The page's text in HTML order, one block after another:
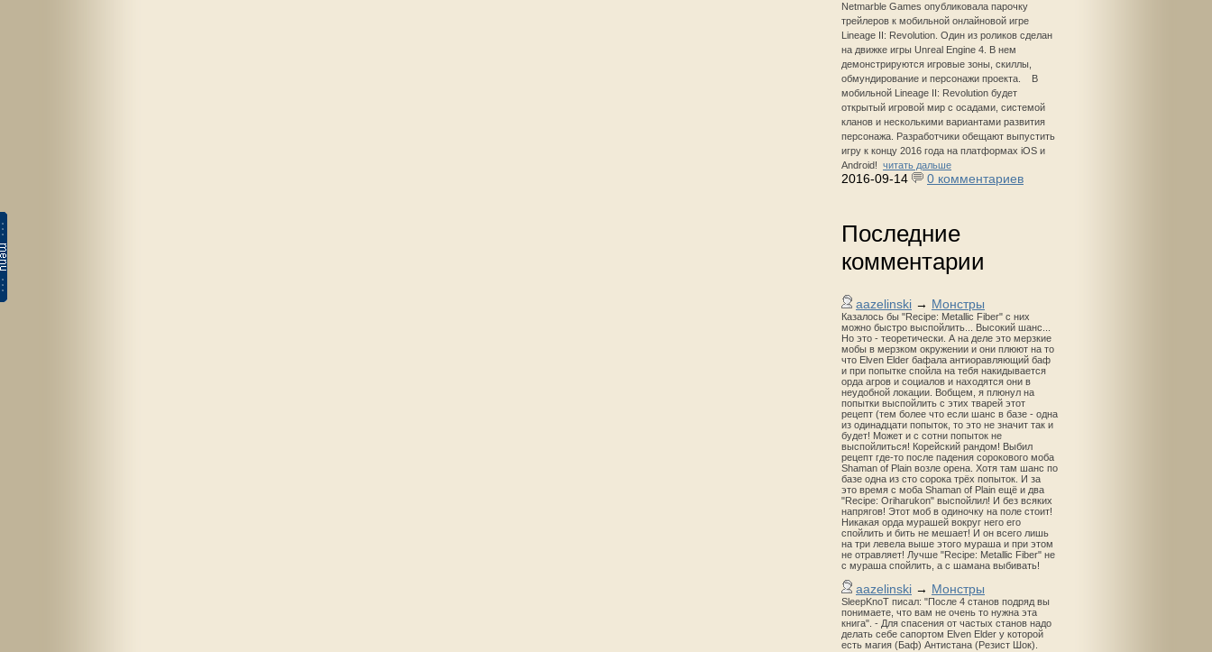
Netmarble Games опубликовала парочку
трейлеров к мобильной онлайновой игре
Lineage II: Revolution. Один из роликов сделан
на движке игры Unreal Engine 4. В нем
демонстрируются игровые зоны, скиллы,
обмундирование и персонажи проекта. В
мобильной Lineage II: Revolution будет
открытый игровой мир с осадами, системой
кланов и несколькими вариантами развития
персонажа. Разработчики обещают выпустить
игру к концу 2016 года на платформах iOS и
Android! читать дальше
2016-09-14 0 комментариев
Последние
комментарии
aazelinski → Монстры
Казалось бы "Recipe: Metallic Fiber" с них
можно быстро выспойлить... Высокий шанс...
Но это - теоретически. А на деле это мерзкие
мобы в мерзком окружении и они плюют на то
что Elven Elder бафала антиоравляющий баф
и при попытке спойла на тебя накидывается
орда агров и социалов и находятся они в
неудобной локации. Вобщем, я плюнул на
попытки выспойлить с этих тварей этот
рецепт (тем более что если шанс в базе - одна
из одинадцати попыток, то это не значит так и
будет! Может и с сотни попыток не
выспойлиться! Корейский рандом! Выбил
рецепт где-то после падения сорокового моба
Shaman of Plain возле орена. Хотя там шанс по
базе одна из сто сорока трёх попыток. И за
это время с моба Shaman of Plain ещё и два
"Recipe: Oriharukon" выспойлил! И без всяких
напрягов! Этот моб в одиночку на поле стоит!
Никакая орда мурашей вокруг него его
спойлить и бить не мешает! И он всего лишь
на три левела выше этого мураша и при этом
не отравляет! Лучше "Recipe: Metallic Fiber" не
с мураша спойлить, а с шамана выбивать!
aazelinski → Монстры
SleepKnoT писал: "После 4 станов подряд вы
понимаете, что вам не очень то нужна эта
книга". - Для спасения от частых станов надо
делать себе сапортом Elven Elder у которой
есть магия (Баф) Антистана (Резист Шок).